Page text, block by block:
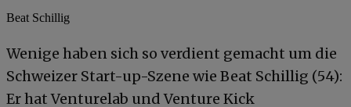
Beat Schillig
Wenige haben sich so verdient gemacht um die
Schweizer Start-up-Szene wie Beat Schillig (54):
Er hat Venturelab und Venture Kick